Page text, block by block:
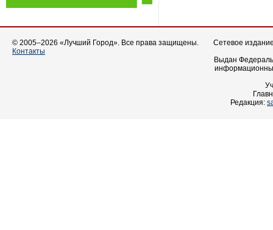
© 2005–2026 «Лучший Город». Все права защищены.
Контакты
Сетевое
Выдан
Редакция: